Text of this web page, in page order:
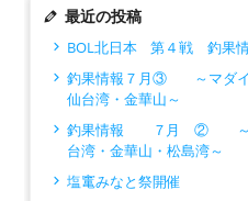
最近の投稿
BOL北日本 第４戦 釣果
釣果情報７月③ ～マダイ
仙台湾・金華山～
釣果情報 ７月 ② ～マ
台湾・金華山・松島湾～
塩竃みなと祭開催